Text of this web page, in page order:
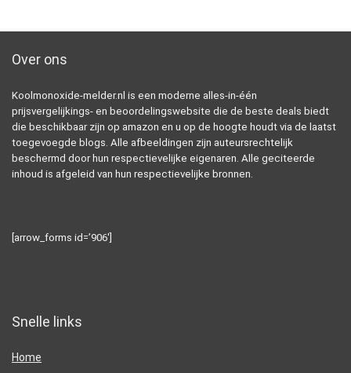
Over ons
Koolmonoxide-melder.nl is een moderne alles-in-één
prijsvergelijkings- en beoordelingswebsite die de beste deals biedt
die beschikbaar zijn op amazon en u op de hoogte houdt via de laatst
toegevoegde blogs. Alle afbeeldingen zijn auteursrechtelijk
beschermd door hun respectievelijke eigenaren. Alle geciteerde
inhoud is afgeleid van hun respectievelijke bronnen.
[arrow_forms id=’906′]
Snelle links
Home